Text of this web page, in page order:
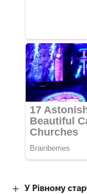
У Рівному